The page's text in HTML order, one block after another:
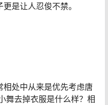
是让人忍俊不禁。
处中从来是优先考虑唐
舞去掉衣服是什么样？相